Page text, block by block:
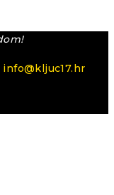
info@kljuc17.hr